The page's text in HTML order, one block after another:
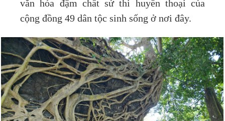
văn hóa đậm chất sử thi huyền thoại của
cộng đồng 49 dân tộc sinh sống ở nơi đây.